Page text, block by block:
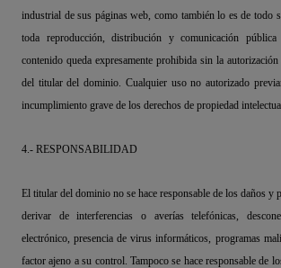
industrial de sus páginas web, como también lo es de todo
toda reproducción, distribución y comunicación
contenido queda expresamente prohibida sin la
del titular del dominio. Cualquier uso no autorizado
incumplimiento grave de los derechos de propiedad
4.- RESPONSABILIDAD
El titular del dominio no se hace responsable de los daños y
derivar de interferencias o averías telefónicas,
electrónico, presencia de virus informáticos, programas
factor ajeno a su control. Tampoco se hace responsable de